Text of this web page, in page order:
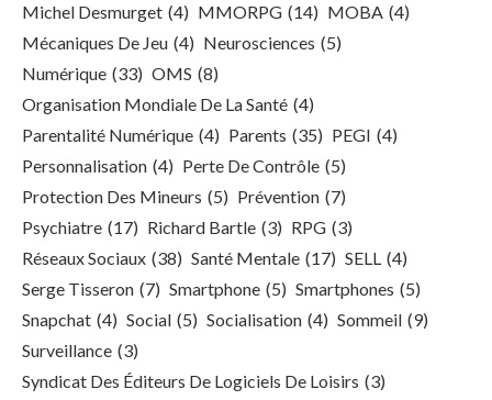
Michel Desmurget (4) MMORPG (14) MOBA (4)
Mécaniques De Jeu (4) Neurosciences (5)
Numérique (33) OMS (8)
Organisation Mondiale De La Santé (4)
Parentalité Numérique (4) Parents (35) PEGI (4)
Personnalisation (4) Perte De Contrôle (5)
Protection Des Mineurs (5) Prévention (7)
Psychiatre (17) Richard Bartle (3) RPG (3)
Réseaux Sociaux (38) Santé Mentale (17) SELL (4)
Serge Tisseron (7) Smartphone (5) Smartphones (5)
Snapchat (4) Social (5) Socialisation (4) Sommeil (9)
Surveillance (3)
Syndicat Des Éditeurs De Logiciels De Loisirs (3)